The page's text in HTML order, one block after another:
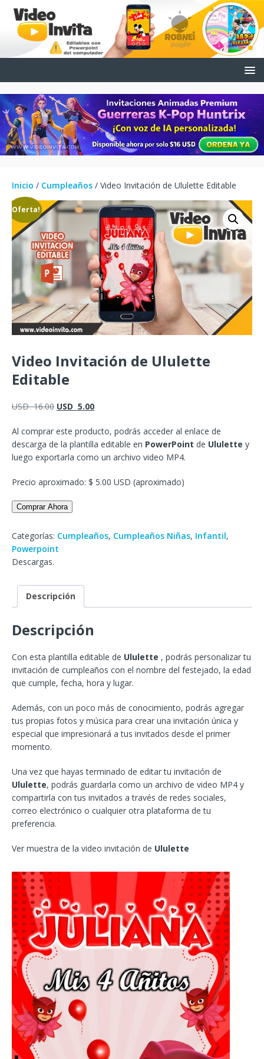
Inicio / Cumpleaños / Video Invitación de Ululette Editable
¡Oferta!
Video Invitación de Ululette
Editable
USD16.00 USD 5.00
Al comprar este producto, podrás acceder al enlace de
descarga de la plantilla editable en PowerPoint de Ululette y
luego exportarla como un archivo video MP4.
Precio aproximado: $ 5.00 USD (aproximado)
Comprar Ahora
Categorías: Cumpleaños, Cumpleaños Niñas, Infantil,
Powerpoint
Descargas.
Descripción
Descripción
Con esta plantilla editable de Ululette , podrás personalizar tu
invitación de cumpleaños con el nombre del festejado, la edad
que cumple, fecha, hora y lugar.
Además, con un poco más de conocimiento, podrás agregar
tus propias fotos y música para crear una invitación única y
especial que impresionará a tus invitados desde el primer
momento.
Una vez que hayas terminado de editar tu invitación de
Ululette, podrás guardarla como un archivo de video MP4 y
compartirla con tus invitados a través de redes sociales,
correo electrónico o cualquier otra plataforma de tu
preferencia.
Ver muestra de la video invitación de Ululette